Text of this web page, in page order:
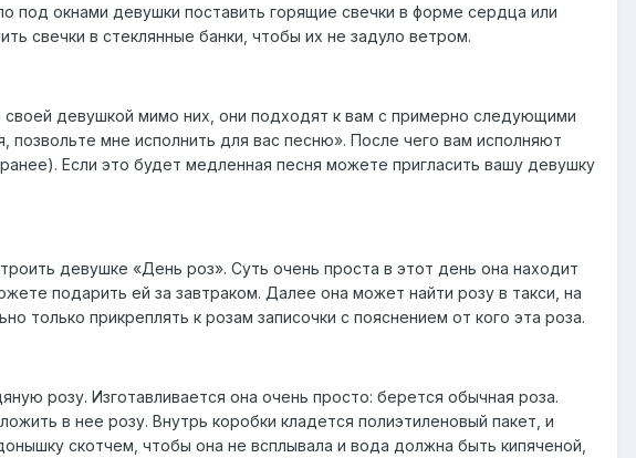
окнами девушки поставить горящие свечки в форме сердца или
свечки в стеклянные банки, чтобы их не задуло ветром.
девушкой мимо них, они подходят к вам с примерно следующими
позвольте мне исполнить для вас песню». После чего вам исполняют
Если это будет медленная песня можете пригласить вашу девушку
девушке «День роз». Суть очень проста в этот день она находит
подарить ей за завтраком. Далее она может найти розу в такси, на
только прикреплять к розам записочки с пояснением от кого эта роза.
розу. Изготавливается она очень просто: берется обычная роза.
в нее розу. Внутрь коробки кладется полиэтиленовый пакет, и
скотчем, чтобы она не всплывала и вода должна быть кипяченой,